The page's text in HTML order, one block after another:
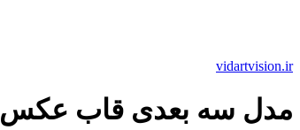
vidartvision.ir
مدل سه بعدی قاب عکس 084